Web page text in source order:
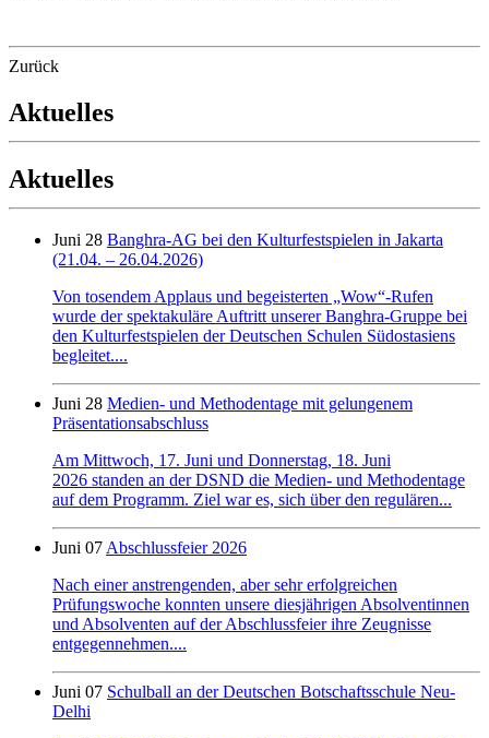
Zurück
Aktuelles
Aktuelles
Juni 28 Banghra-AG bei den Kulturfestspielen in Jakarta
(21.04. – 26.04.2026)
Von tosendem Applaus und begeisterten „Wow“-Rufen
wurde der spektakuläre Auftritt unserer Banghra-Gruppe bei
den Kulturfestspielen der Deutschen Schulen Südostasiens
begleitet....
Juni 28 Medien- und Methodentage mit gelungenem
Präsentationsabschluss
Am Mittwoch, 17. Juni und Donnerstag, 18. Juni
2026 standen an der DSND die Medien- und Methodentage
auf dem Programm. Ziel war es, sich über den regulären...
Juni 07Abschlussfeier 2026
Nach einer anstrengenden, aber sehr erfolgreichen
Prüfungswoche konnten unsere diesjährigen Absolventinnen
und Absolventen auf der Abschlussfeier ihre Zeugnisse
entgegennehmen....
Juni 07 Schulball an der Deutschen Botschaftsschule Neu-
Delhi